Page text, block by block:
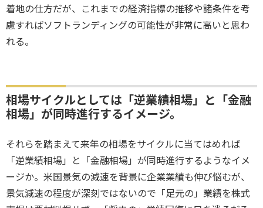
着地の仕方だが、これまでの経済指標の推移や諸条件を考
慮すればソフトランディングの可能性が非常に高いと思わ
れる。
相場サイクルとしては「逆業績相場」と「金融
相場」が同時進行するイメージ。
それらを踏まえて来年の相場をサイクルに当てはめれば
「逆業績相場」と「金融相場」が同時進行するようなイメ
ージか。米国景気の減速を背景に企業業績も伸び悩むが、
景気減速の程度が深刻ではないので「足元の」業績を株式